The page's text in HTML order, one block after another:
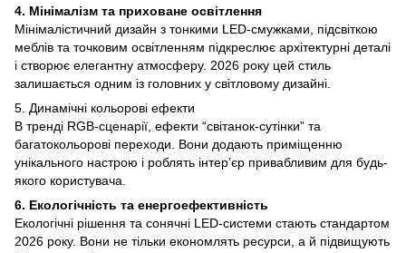
4. Мінімалізм та приховане освітлення
Мінімалістичний дизайн з тонкими LED-смужками, підсвіткою
меблів та точковим освітленням підкреслює архітектурні деталі
і створює елегантну атмосферу. 2026 року цей стиль
залишається одним із головних у світловому дизайні.
5. Динамічні кольорові ефекти
В тренді RGB-сценарії, ефекти “світанок-сутінки” та
багатокольорові переходи. Вони додають приміщенню
унікального настрою і роблять інтер’єр привабливим для будь-
якого користувача.
6. Екологічність та енергоефективність
Екологічні рішення та сонячні LED-системи стають стандартом
2026 року. Вони не тільки економлять ресурси, а й підвищують